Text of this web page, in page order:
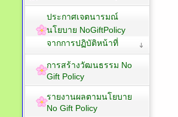
ประกาศเจตนารมณ์
นโยบาย NoGiftPolicy
จากการปฏิบัติหน้าที่
การสร้างวัฒนธรรม No
Gift Policy
รายงานผลตามนโยบาย
No Gift Policy